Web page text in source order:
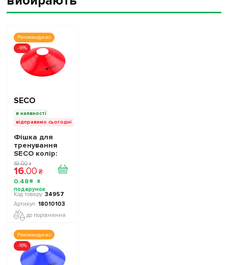
Рекомендуємо
-16%
SECO
в наявності
відправимо сьогодні
Фішка для
тренування
SECO колір:
червоний
19.00 ₴
16.00 ₴
0.48 ₴
34957
18010103
до порівняння
Рекомендуємо
-16%